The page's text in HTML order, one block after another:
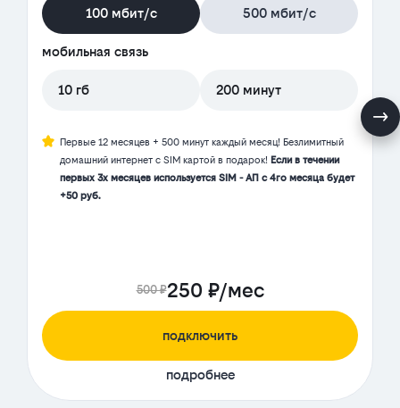
100 мбит/с 500 мбит/с
мобильная связь
10 гб 200 минут
Первые 12 месяцев + 500 минут каждый месяц! Безлимитный
домашний интернет с SIM картой в подарок! Если в течении
первых 3х месяцев используется SIM - АП с 4го месяца будет
+50 руб.
500 ₽250 ₽/мес
подключить
подробнее